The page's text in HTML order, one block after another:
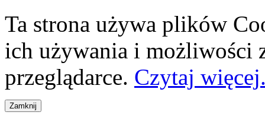
Ta strona używa plików
ich używania i możliwości
przeglądarce. Czytaj